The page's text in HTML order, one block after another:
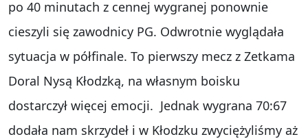
po 40 minutach z cennej wygranej ponownie
cieszyli się zawodnicy PG. Odwrotnie wyglądała
sytuacja w półfinale. To pierwszy mecz z Zetkama
Doral Nysą Kłodzką, na własnym boisku
dostarczył więcej emocji. Jednak wygrana 70:67
dodała nam skrzydeł i w Kłodzku zwyciężyliśmy aż